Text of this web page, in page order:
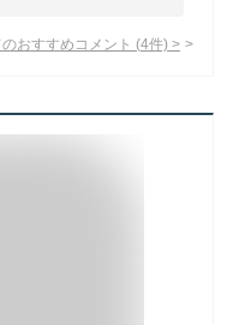
おすすめコメント (4件) >